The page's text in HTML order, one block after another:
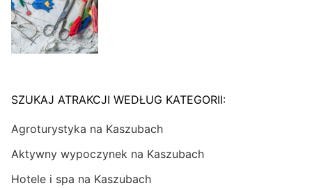
SZUKAJ ATRAKCJI WEDŁUG KATEGORII:
Agroturystyka na Kaszubach
Aktywny wypoczynek na Kaszubach
Hotele i spa na Kaszubach